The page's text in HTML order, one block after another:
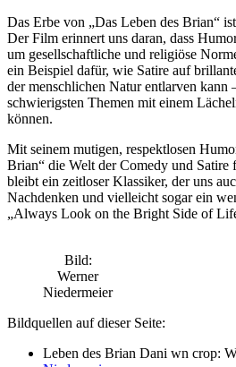
Das Erbe von „Das Leben des Brian“
Der Film erinnert uns daran, dass
um gesellschaftliche und religiöse
ein Beispiel dafür, wie Satire auf
der menschlichen Natur entlarven kann
schwierigsten Themen mit einem
können.
Mit seinem mutigen, respektlosen
Brian“ die Welt der Comedy und Satire
bleibt ein zeitloser Klassiker, der uns
Nachdenken und vielleicht sogar ein
„Always Look on the Bright Side of
Bild:
Werner
Niedermeier
Bildquellen auf dieser Seite:
Leben des Brian Dani wn crop: